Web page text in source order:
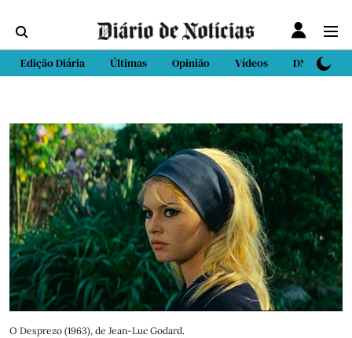
Edição Diária Últimas Opinião Vídeos DN Sport
O Desprezo (1963), de Jean-Luc Godard.